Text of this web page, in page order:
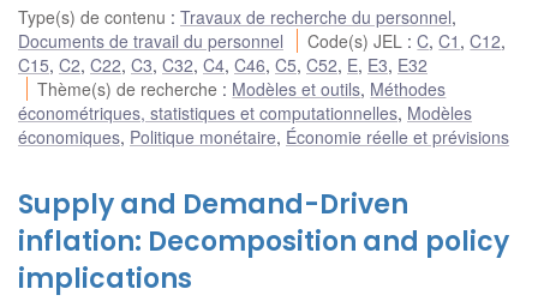
Type(s) de contenu : Travaux de recherche du personnel,
Documents de travail du personnel
Code(s) JEL :C,C1 ,C12,
C15, C2, C22, C3, C32, C4, C46, C5, C52, E, E3, E32
Thème(s) de recherche : Modèles et outils, Méthodes
économétriques, statistiques et computationnelles, Modèles
économiques, Politique monétaire, Économie réelle et prévisions
Supply and Demand-Driven
inflation: Decomposition and policy
implications